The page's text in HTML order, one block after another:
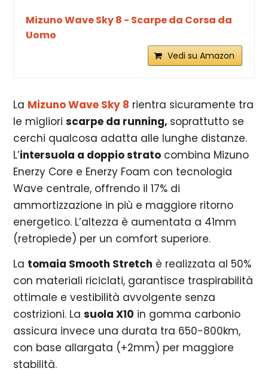
Mizuno Wave Sky 8 - Scarpe da Corsa da
Uomo
Vedi su Amazon
La Mizuno Wave Sky 8 rientra sicuramente tra
le miglioriscarpe da running, soprattutto se
cerchi qualcosa adatta alle lunghe distanze.
L’intersuola a doppio strato combina Mizuno
Enerzy Core e Enerzy Foam con tecnologia
Wave centrale, offrendo il 17% di
ammortizzazione in più e maggiore ritorno
energetico. L’altezza è aumentata a 41mm
(retropiede) per un comfort superiore.
La tomaia Smooth Stretch è realizzata al 50%
con materiali riciclati, garantisce traspirabilità
ottimale e vestibilità avvolgente senza
costrizioni. Lasuola X10 in gomma carbonio
assicura invece una durata tra 650-800km,
con base allargata (+2mm) per maggiore
stabilità.